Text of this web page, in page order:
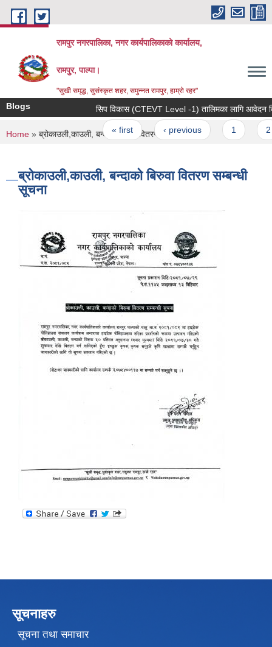
Skip to main content
रामपुर नगरपालिका, नगर कार्यपालिकाको कार्यालय,
रामपुर, पाल्पा।
"सुखी समृद्ध, सुसंस्कृत शहर, समुन्नत रामपुर, हाम्रो रहर"
Blogs सिप विकास (CTEVT Level -1) तालिमका लागि आवेदन दिने
Pages
« first ‹ previous
You are here
Home » ब्रोकाउली,काउली, बन्दाको बिरुवा वितरण सम्बन्धी सूचना
ब्रोकाउली,काउली, बन्दाको बिरुवा वितरण सम्बन्धी
सूचना
सूचनाहरु
सूचना तथा समाचार